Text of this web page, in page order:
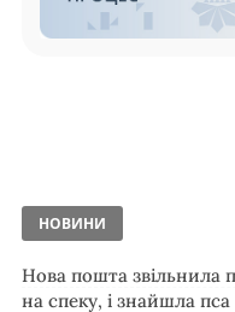
НОВИНИ
Нова пошта звільнила
на спеку, і знайшла пса